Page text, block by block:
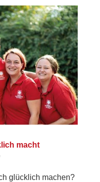
macht
glücklich machen?